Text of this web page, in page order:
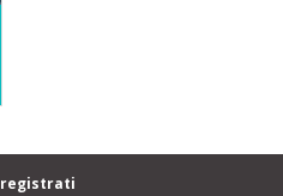
registrati